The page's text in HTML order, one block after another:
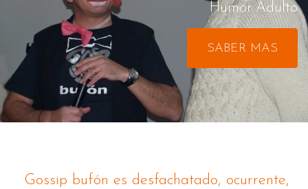
Humor Adulto
SABER MAS
Gossip bufón es desfachatado, ocurrente,